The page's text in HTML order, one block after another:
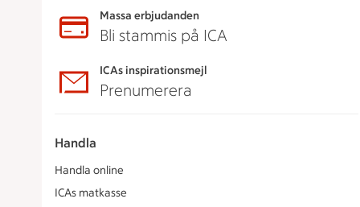
Massa erbjudanden
Bli stammis på ICA
ICAs inspirationsmejl
Prenumerera
Handla
Handla online
ICAs matkasse